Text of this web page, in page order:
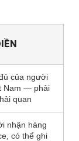
của người
Nam — phải
quan
nhận hàng
có thể ghi